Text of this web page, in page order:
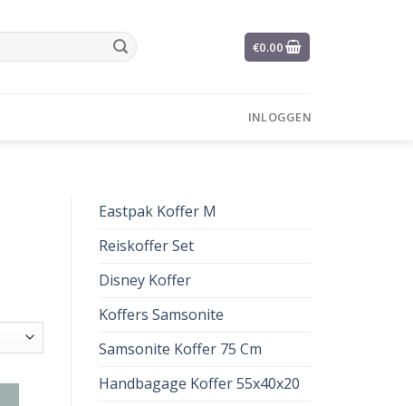
€0.00
INLOGGEN
Eastpak Koffer M
Reiskoffer Set
Disney Koffer
Koffers Samsonite
Samsonite Koffer 75 Cm
Handbagage Koffer 55x40x20